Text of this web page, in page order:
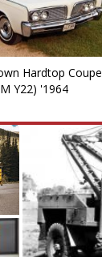
Hardtop Coupe
Y22) '1964